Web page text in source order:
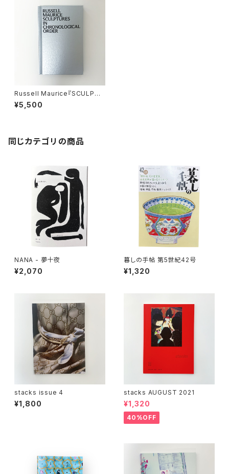
Russell Maurice『SCULPTU
RES IN CHRONOLOGICAL
ORDER』
¥5,500
同じカテゴリの商品
NANA - 夢十夜
¥2,070
暮しの手帖 第5世紀42号
¥1,320
stacks issue 4
¥1,800
stacks AUGUST 2021
¥1,320
40%OFF